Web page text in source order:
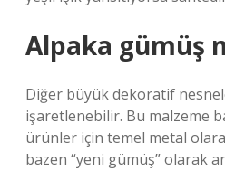
Alpaka gümüş
Diğer büyük dekoratif
işaretlenebilir. Bu malzeme
ürünler için temel metal
bazen “yeni gümüş” olarak